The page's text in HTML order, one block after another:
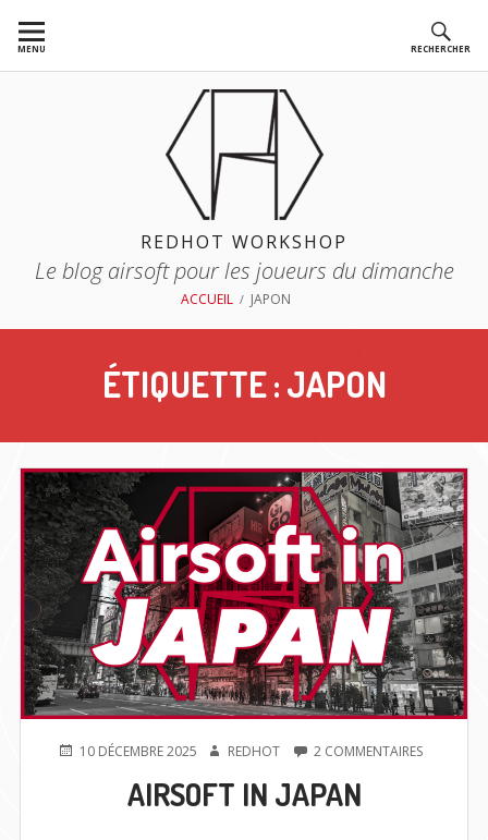
auMENU RECHERCHER
REDHOT WORKSHOP
Le blog airsoft pour les joueurs du dimanche
ACCUEIL JAPON
ÉTIQUETTE :JAPON
PUBLIÉ10 DÉCEMBRE 2025 AUTEUR
REDHOT 2 COMMENTAIRESSUR
AIRSOFT IN JAPAN